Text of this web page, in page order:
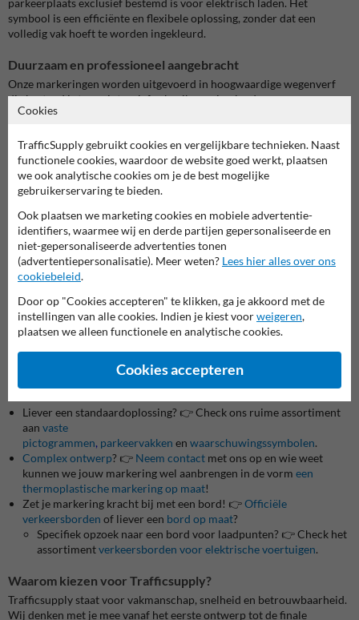
parkeerplaats exclusief bestemd is voor elektrisch laden. Het
symbool is een efficiënte en flexibele oplossing, zonder dat een
volledig vak hoeft te worden ingekleurd.
Duurzaam en professioneel aangebracht
Onze markeringen worden uitgevoerd in hoogwaardige wegenverf
die bestand is tegen intensief gebruik en wisselende
weersomstandigheden. Het wit blijft langdurig zichtbaar en slijtvast,
kan koudplast als extra duurzame optie worden toegepast. Onze
specialisten zorgen voor een nauwkeurige uitvoering, waarbij
symbool en positie zorgvuldig worden uitgelijnd.
Bedrijven en kantorendie laadpunten duidelijk en professioneel
willen aanduiden
Winkelcentra en retail die klanten een herkenbare en
toegankelijke laadplek willen bieden
Gemeenten en steden
markeren
Parkeerbeheerdersdie efficiënt gebruik van hun terrein willen
garanderen
duidelijke terreinindeling
Alternatieven en gerelateerde markeringen
Liever een standaardoplossing? 👉 Check ons ruime assortiment
aan vaste
pictogrammen, parkeervakken en waarschuwingssymbolen.
Complex ontwerp? 👉 Neem contact met ons op en wie weet
kunnen we jouw markering wel aanbrengen in de vorm een
thermoplastische markering op maat!
Zet je markering kracht bij met een bord! 👉Officiële
verkeersborden of liever een bord op maat?
Specifiek opzoek naar een bord voor laadpunten? 👉 Check het
assortimentverkeersborden voor elektrische voertuigen.
Waarom kiezen voor Trafficsupply?
Trafficsupply staat voor vakmanschap, snelheid en betrouwbaarheid.
Wij denken met je mee vanaf het eerste ontwerp tot de finale
Cookies
TrafficSupply gebruikt cookies en vergelijkbare technieken. Naast
functionele cookies, waardoor de website goed werkt, plaatsen
we ook analytische cookies om je de best mogelijke
gebruikerservaring te bieden.
Ook plaatsen we marketing cookies en mobiele advertentie-
identifiers, waarmee wij en derde partijen gepersonaliseerde en
niet-gepersonaliseerde advertenties tonen
(advertentiepersonalisatie). Meer weten? Lees hier alles over ons
cookiebeleid.
Door op "Cookies accepteren" te klikken, ga je akkoord met de
instellingen van alle cookies. Indien je kiest voorweigeren,
plaatsen we alleen functionele en analytische cookies.
Cookies accepteren